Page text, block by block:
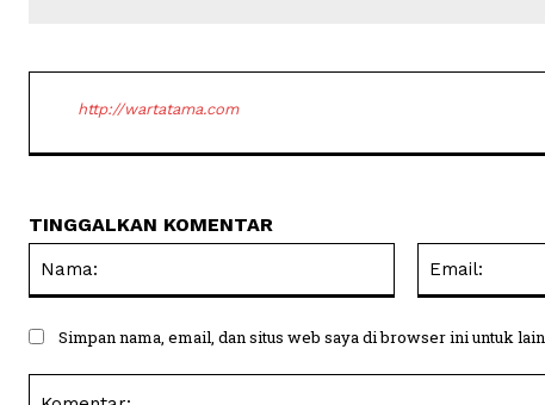
http://wartatama.com
TINGGALKAN KOMENTAR
Simpan nama, email, dan situs web saya di browser ini untuk